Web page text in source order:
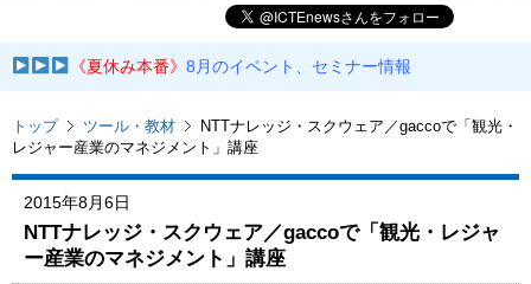
《夏休み本番》8月のイベント、セミナー情報
トップ ツール・教材
NTTナレッジ・スクウェア／gaccoで「観光・
レジャー産業のマネジメント」講座
2015年8月6日
NTTナレッジ・スクウェア／gaccoで「観光・レジャ
ー産業のマネジメント」講座